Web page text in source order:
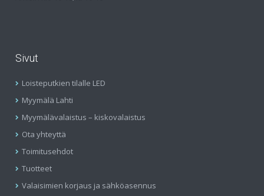
Sivut
Loisteputkien tilalle LED
Myymälä Lahti
Myymälävalaistus – kiskovalaistus
Ota yhteyttä
Toimitusehdot
Tuotteet
Valaisimien korjaus ja sähköasennus